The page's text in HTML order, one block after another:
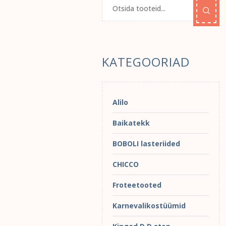
KATEGOORIAD
Alilo
Baikatekk
BOBOLI lasteriided
CHICCO
Froteetooted
Karnevalikostüümid